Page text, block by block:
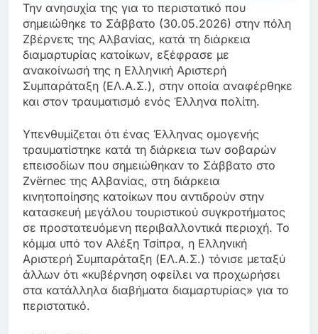
Την ανησυχία της για το περιστατικό που
σημειώθηκε το Σάββατο (30.05.2026) στην πόλη
Ζβέρνετς της Αλβανίας, κατά τη διάρκεια
διαμαρτυρίας κατοίκων, εξέφρασε με
ανακοίνωσή της η Ελληνική Αριστερή
Συμπαράταξη (ΕΛ.Α.Σ.), στην οποία αναφέρθηκε
και στον τραυματισμό ενός Έλληνα πολίτη.
Υπενθυμίζεται ότι ένας Έλληνας ομογενής
τραυματίστηκε κατά τη διάρκεια των σοβαρών
επεισοδίων που σημειώθηκαν το Σάββατο στο
Zvërnec της Αλβανίας, στη διάρκεια
κινητοποίησης κατοίκων που αντιδρούν στην
κατασκευή μεγάλου τουριστικού συγκροτήματος
σε προστατευόμενη περιβαλλοντικά περιοχή. Το
κόμμα υπό τον Αλέξη Τσίπρα, η Ελληνική
Αριστερή Συμπαράταξη (ΕΛ.Α.Σ.) τόνισε μεταξύ
άλλων ότι «κυβέρνηση οφείλει να προχωρήσει
στα κατάλληλα διαβήματα διαμαρτυρίας» για το
περιστατικό.